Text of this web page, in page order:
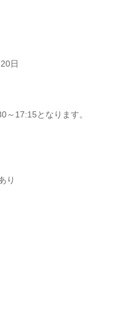
日
17:15となります。
り